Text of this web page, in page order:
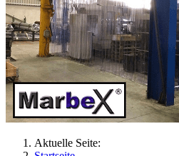
Aktuelle Seite: